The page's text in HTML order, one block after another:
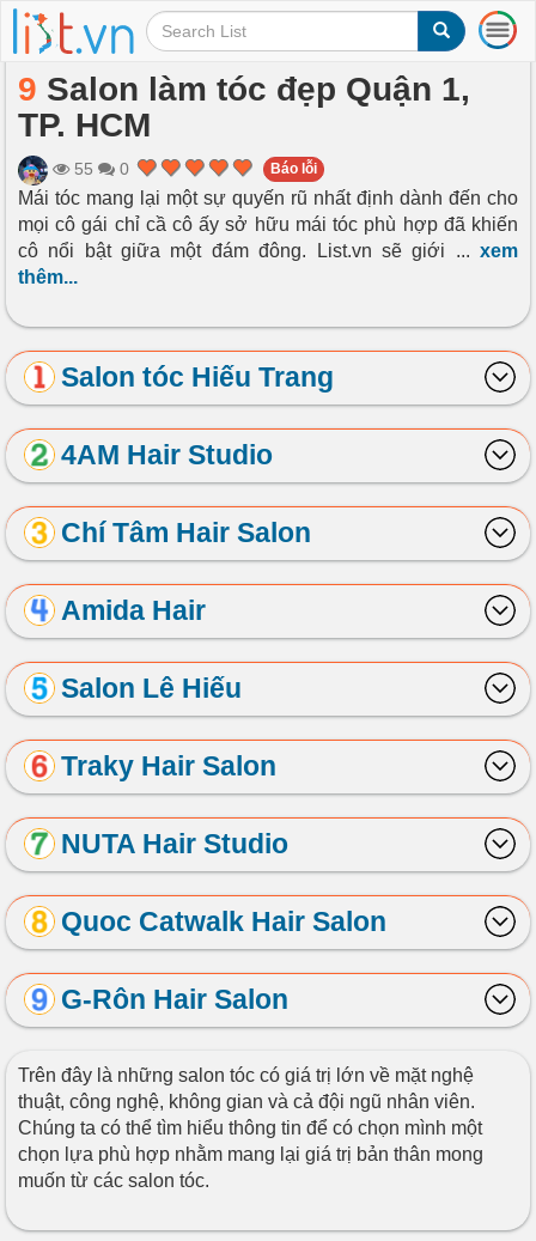
T
o
v
i
g
i
o
n
9 Salon làm tóc đẹp Quận 1,
TP. HCM
55 0 Báo lỗi
Mái tóc mang lại một sự quyến rũ nhất định dành đến cho
mọi cô gái chỉ cầ cô ấy sở hữu mái tóc phù hợp đã khiến
cô nổi bật giữa một đám đông. List.vn sẽ giới ...xem
thêm...
Salon tóc Hiếu Trang
4AM Hair Studio
Chí Tâm Hair Salon
Amida Hair
Salon Lê Hiếu
Traky Hair Salon
NUTA Hair Studio
Quoc Catwalk Hair Salon
G-Rôn Hair Salon
Trên đây là những salon tóc có giá trị lớn về mặt nghệ
thuật, công nghệ, không gian và cả đội ngũ nhân viên.
Chúng ta có thể tìm hiểu thông tin để có chọn mình một
chọn lựa phù hợp nhằm mang lại giá trị bản thân mong
muốn từ các salon tóc.